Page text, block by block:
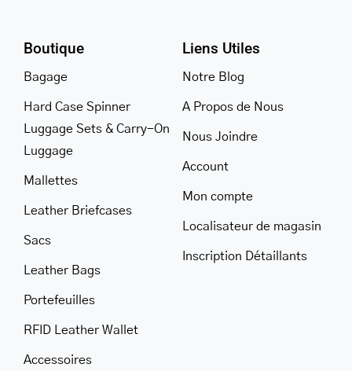
Boutique
Bagage
Hard Case Spinner
Luggage Sets & Carry-On
Luggage
Mallettes
Leather Briefcases
Sacs
Leather Bags
Portefeuilles
RFID Leather Wallet
Accessoires
Liens Utiles
Notre Blog
A Propos de Nous
Nous Joindre
Account
Mon compte
Localisateur de magasin
Inscription Détaillants